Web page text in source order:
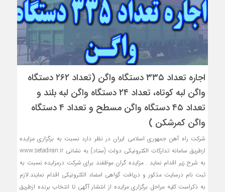
اجاره تعداد ۳۳۵ دستگاه واگن (تعداد ۲۶۲ دستگاه
واگن لبه کوتاه، تعداد ۲۴ دستگاه واگن لبه بلند و
تعداد ۴۵ دستگاه واگن مسطح و تعداد ۴ دستگاه
واگن کمرشکن )
شركت راه آهن جمهوری اسلامی ایران در نظر دارد نسبت به برگزاری مزایده
ازطريق سامانه تدارکات الکترونيکي دولت (ستاد) به نشاني www.setadiran.ir
به شرح زیر اقدام نماید . مزایده گران موظفند براي شرکت درمزایده نسبت به
ثبت نام درسايت مذکور و دريافت گواهي امضاء الکترونيکي اقدام نمايند.لازم
به ذکراست کليه مراحل برگزاري مزایده از انتشار آگهی تا انتخاب برنده ازطريق